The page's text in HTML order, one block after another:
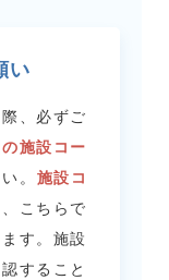
い
、必ずご
施設コー
。 施設コ
こちらで
す。 施設
すること